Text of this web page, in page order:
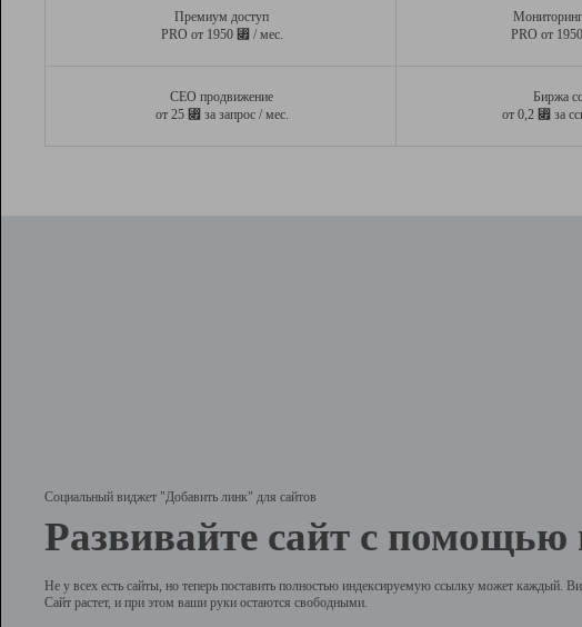
Премиум доступ
PRO от 1950 ⃏ / мес.
PRO от 1950
СЕО продвижение
от 25 ⃏ за запрос / мес.
Биржа
от 0,2 ⃏ за
Социальный виджет "Добавить линк" для сайтов
Развивайте сайт с помощью
Не у всех есть сайты, но теперь поставить полностью индексируемую ссылку может каждый.
Сайт растет, и при этом ваши руки остаются свободными.